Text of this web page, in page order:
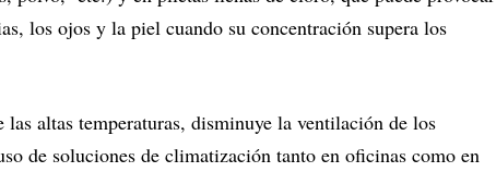
los ojos y la piel cuando su concentración supera los
altas temperaturas, disminuye la ventilación de los
de soluciones de climatización tanto en oficinas como en